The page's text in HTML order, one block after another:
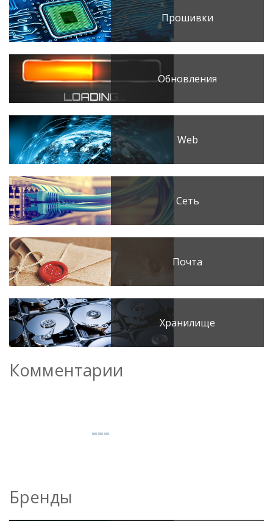
Прошивки
Обновления
Web
Сеть
Почта
Хранилище
Комментарии
Бренды